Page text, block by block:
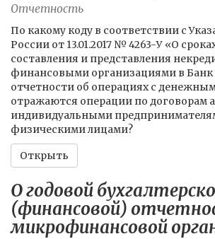
Отчетность
По какому коду в соответствии с
России от 13.01.2017 № 4263-У «О
составления и представления
финансовыми организациями в Банк
отчетности об операциях с
отражаются операции по договорам
индивидуальными
физическими лицами?
Открыть
О годовой
(финансовой)
микрофинансовой